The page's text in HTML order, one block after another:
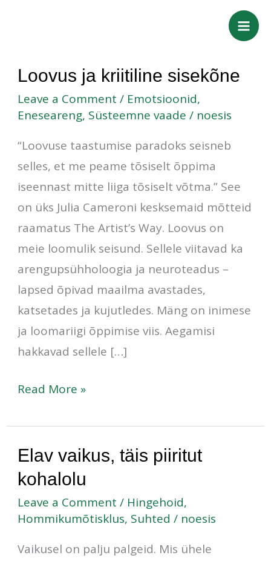
Loovus ja kriitiline sisekõne
Leave a Comment / Emotsioonid,
Eneseareng, Süsteemne vaade / noesis
“Loovuse taastumise paradoks seisneb
selles, et me peame tõsiselt õppima
iseennast mitte liiga tõsiselt võtma.” See
on üks Julia Cameroni kesksemaid mõtteid
raamatus The Artist’s Way. Loovus on
meie loomulik seisund. Sellele viitavad ka
arengupsühholoogia ja neuroteadus –
lapsed õpivad maailma avastades,
katsetades ja kujutledes. Mäng on inimese
ja loomariigi õppimise viis. Aegamisi
hakkavad sellele […]
Loovus
ja
kriitiline
Read More »
Elav vaikus, täis piiritut
kohalolu
Leave a Comment / Hingehoid,
Hommikumõtisklus, Suhted / noesis
Vaikusel on palju palgeid. Mis ühele
Elav
vaikus,
piiritut